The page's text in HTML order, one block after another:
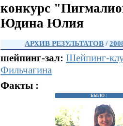
конкурс
Юдина Юлия
АРХИВ РЕЗУЛЬТАТОВ /
шейпинг-зал: Шейпинг-
Фильчагина
Факты :
БЫЛО :